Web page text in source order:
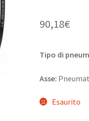
90,18€
Tipo di
Asse:
Esaurito